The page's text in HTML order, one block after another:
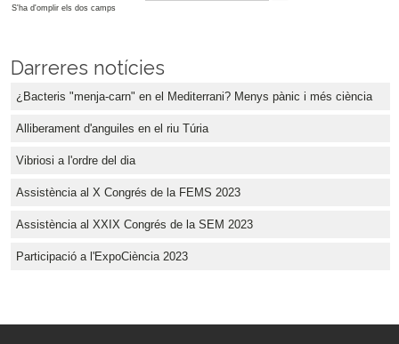
S'ha d'omplir els dos camps
Darreres notícies
¿Bacteris "menja-carn" en el Mediterrani? Menys pànic i més ciència
Alliberament d'anguiles en el riu Túria
Vibriosi a l'ordre del dia
Assistència al X Congrés de la FEMS 2023
Assistència al XXIX Congrés de la SEM 2023
Participació a l'ExpoCiència 2023